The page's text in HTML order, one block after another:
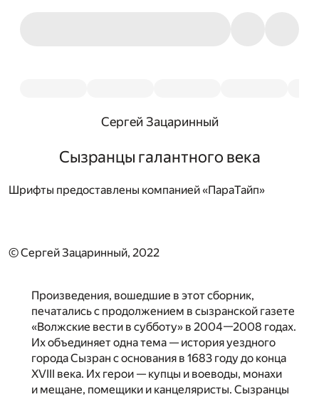
Сергей Зацаринный
Сызранцы галантного века
Шрифты предоставлены компанией «ПараТайп»
© Сергей Зацаринный, 2022
Произведения, вошедшие в этот сборник,
печатались с продолжением в сызранской газете
«Волжские вести в субботу» в 2004—2008 годах.
Их объединяет одна тема — история уездного
города Сызран с основания в 1683 году до конца
XVIII века. Их герои — купцы и воеводы, монахи
и мещане, помещики и канцеляристы. Сызранцы